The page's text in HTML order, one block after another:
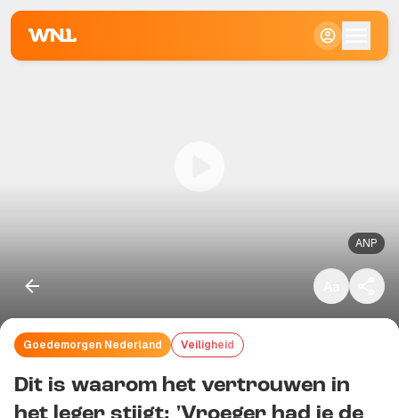
ANP
Goedemorgen Nederland Veiligheid
Dit is waarom het vertrouwen in